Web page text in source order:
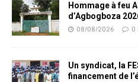
Hommage à feu
d’Agbogboza
08/08/2026 0
Un syndicat, la
financement de